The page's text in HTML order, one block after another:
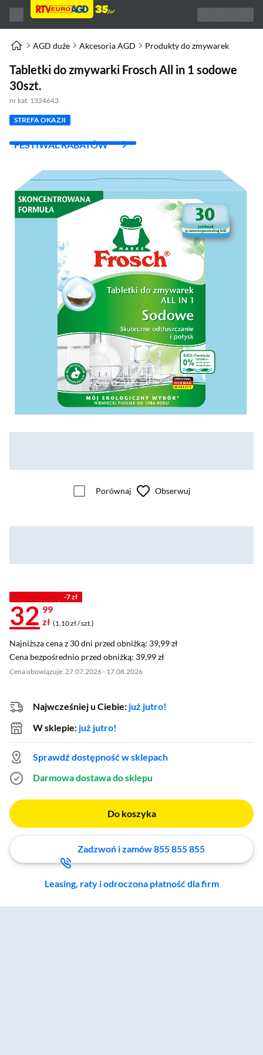
AGD duże Akcesoria AGD Produkty do zmywarek
Tabletki do zmywarki Frosch All in 1 sodowe
30szt.
nr kat. 1324643
STREFA OKAZJI
FESTIWAL RABATÓW
Porównaj Obserwuj
-7 zł
32 99
zł (1,10 zł / szt.)
Najniższa cena z 30 dni przed obniżką: 39,99 zł
Najniższa cena z 30 dni przed obniżką: 39,99 zł
Cena bezpośrednio przed obniżką: 39,99 zł
Cena bezpośrednio przed obniżką: 39,99 zł
Cena obowiązuje: 27.07.2026 - 17.08.2026
Najwcześniej u Ciebie: już jutro!
W sklepie: już jutro!
Sprawdź dostępność w sklepach
Darmowa dostawa do sklepu
Do koszyka
Zadzwoń i zamów 855 855 855
Leasing, raty i odroczona płatność dla firm